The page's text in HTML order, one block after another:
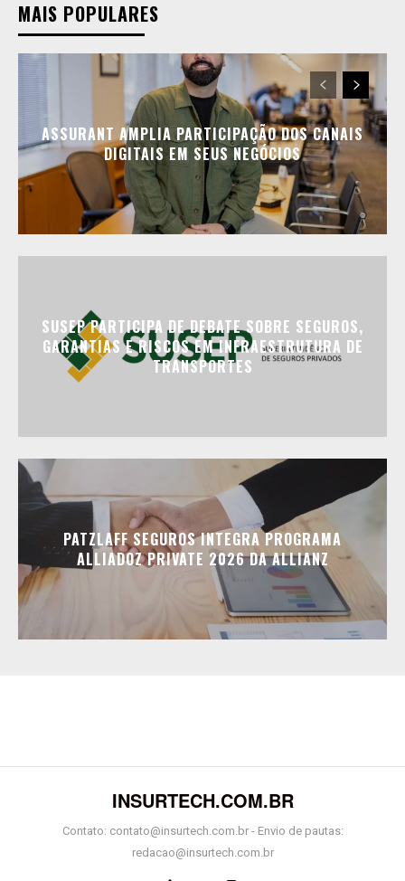
MAIS POPULARES
ASSURANT AMPLIA PARTICIPAÇÃO DOS CANAIS
DIGITAIS EM SEUS NEGÓCIOS
SUSEP PARTICIPA DE DEBATE SOBRE SEGUROS,
GARANTIAS E RISCOS EM INFRAESTRUTURA DE
TRANSPORTES
PATZLAFF SEGUROS INTEGRA PROGRAMA
ALLIADOZ PRIVATE 2026 DA ALLIANZ
INSURTECH.COM.BR
Contato: contato@insurtech.com.br - Envio de pautas:
redacao@insurtech.com.br